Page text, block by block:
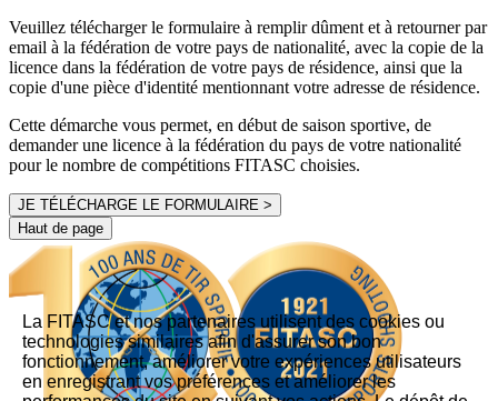
Veuillez téléchargerle formulaire à remplir dûment et à retourner par
email à la fédération de votre pays de nationalité, avec la copie de la
licence dans la fédération de votre pays de résidence, ainsi que la
copie d'une pièce d'identité mentionnant votre adresse de résidence.
Cette démarche vous permet, en début de saison sportive, de
demander une licence à la fédération du pays de votre nationalité
pour le nombre de compétitions FITASC choisies.
JE TÉLÉCHARGE LE FORMULAIRE >
Haut de page
La FITASC et nos partenaires utilisent des cookies ou
technologies similaires afin d'assurer son bon
fonctionnement, améliorer votre expériences utilisateurs
en enregistrant vos préférences et améliorer les